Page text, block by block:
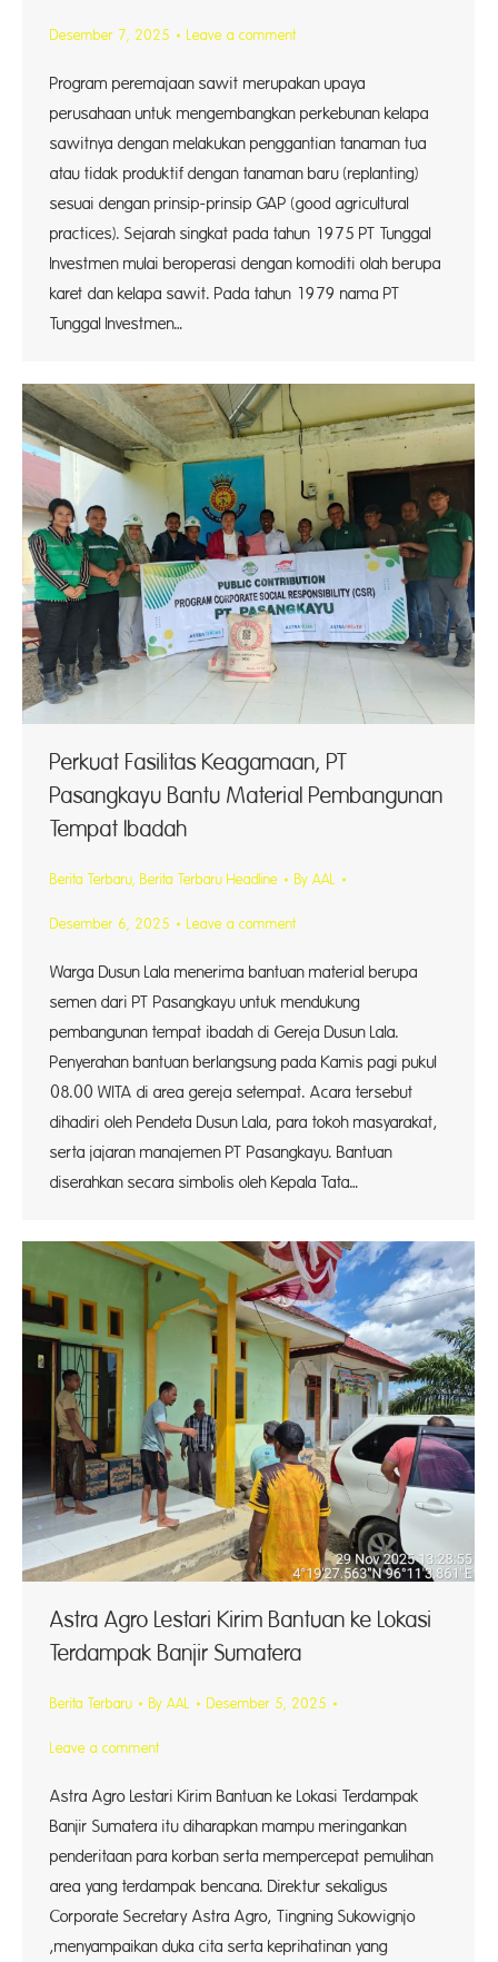
Desember 7, 2025 Leave a comment
Program peremajaan sawit merupakan upaya
perusahaan untuk mengembangkan perkebunan kelapa
sawitnya dengan melakukan penggantian tanaman tua
atau tidak produktif dengan tanaman baru (replanting)
sesuai dengan prinsip-prinsip GAP (good agricultural
practices). Sejarah singkat pada tahun 1975 PT Tunggal
Investmen mulai beroperasi dengan komoditi olah berupa
karet dan kelapa sawit. Pada tahun 1979 nama PT
Tunggal Investmen…
Perkuat Fasilitas Keagamaan, PT
Pasangkayu Bantu Material Pembangunan
Tempat Ibadah
Berita Terbaru Berita Terbaru Headline By AAL
Desember 6, 2025 Leave a comment
Warga Dusun Lala menerima bantuan material berupa
semen dari PT Pasangkayu untuk mendukung
pembangunan tempat ibadah di Gereja Dusun Lala.
Penyerahan bantuan berlangsung pada Kamis pagi pukul
08.00 WITA di area gereja setempat. Acara tersebut
dihadiri oleh Pendeta Dusun Lala, para tokoh masyarakat,
serta jajaran manajemen PT Pasangkayu. Bantuan
diserahkan secara simbolis oleh Kepala Tata…
Astra Agro Lestari Kirim Bantuan ke Lokasi
Terdampak Banjir Sumatera
Berita Terbaru By AAL Desember 5, 2025
Leave a comment
Astra Agro Lestari Kirim Bantuan ke Lokasi Terdampak
Banjir Sumatera itu diharapkan mampu meringankan
penderitaan para korban serta mempercepat pemulihan
area yang terdampak bencana. Direktur sekaligus
Corporate Secretary Astra Agro, Tingning Sukowignjo
,menyampaikan duka cita serta keprihatinan yang